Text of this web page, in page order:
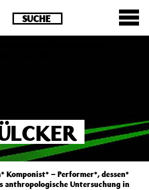
post_permalink ist seit
Verwende stattdessen
Komponist* – Performer*, dessen*
anthropologische Untersuchung in